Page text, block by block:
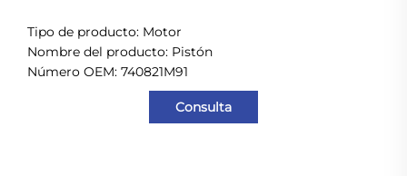
Tipo de producto: Motor
Nombre del producto: Pistón
Número OEM: 740821M91
Consulta